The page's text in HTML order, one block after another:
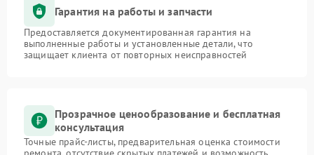
Гарантия на работы и запчасти
Предоставляется документированная гарантия на
выполненные работы и установленные детали, что
защищает клиента от повторных неисправностей
Прозрачное ценообразование и бесплатная
консультация
Точные прайс-листы, предварительная оценка стоимости